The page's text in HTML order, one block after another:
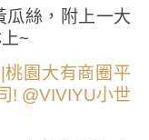
絲，附上一大
~